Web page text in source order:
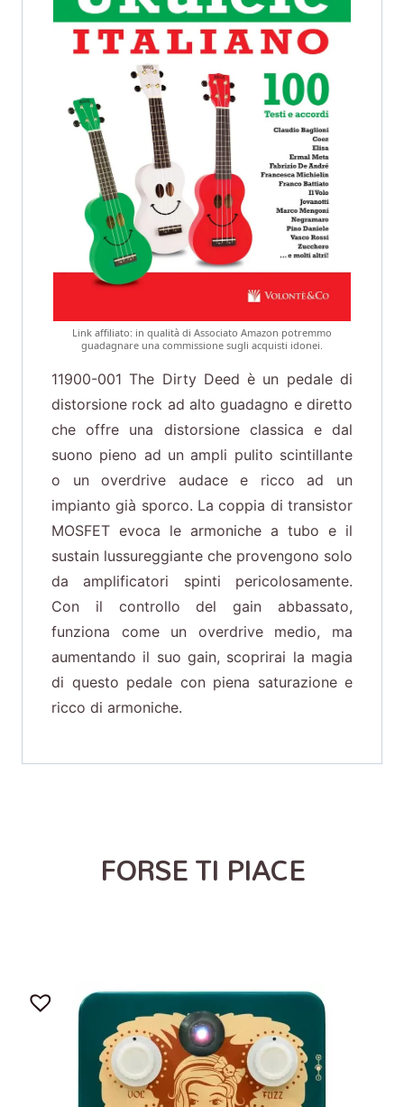
Link affiliato: in qualità di Associato Amazon potremmo
guadagnare una commissione sugli acquisti idonei.
11900-001 The Dirty Deed è un pedale di
distorsione rock ad alto guadagno e diretto
che offre una distorsione classica e dal
suono pieno ad un ampli pulito scintillante
o un overdrive audace e ricco ad un
impianto già sporco. La coppia di transistor
MOSFET evoca le armoniche a tubo e il
sustain lussureggiante che provengono solo
da amplificatori spinti pericolosamente.
Con il controllo del gain abbassato,
funziona come un overdrive medio, ma
aumentando il suo gain, scoprirai la magia
di questo pedale con piena saturazione e
ricco di armoniche.
FORSE TI PIACE